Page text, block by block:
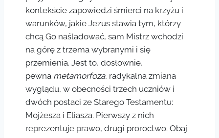
kontekście zapowiedzi śmierci na krzyżu i
warunków, jakie Jezus stawia tym, którzy
chcą Go naśladować, sam Mistrz wchodzi
na górę z trzema wybranymi i się
przemienia. Jest to, dosłownie,
pewna metamorfoza, radykalna zmiana
wyglądu, w obecności trzech uczniów i
dwóch postaci ze Starego Testamentu:
Mojżesza i Eliasza. Pierwszy z nich
reprezentuje prawo, drugi proroctwo. Obaj